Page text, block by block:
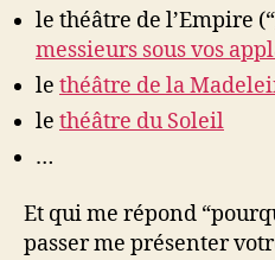
le théâtre de l’Empire (“
messieurs sous vos
le théâtre de la
le théâtre du Soleil
…
Et qui me répond
passer me présenter